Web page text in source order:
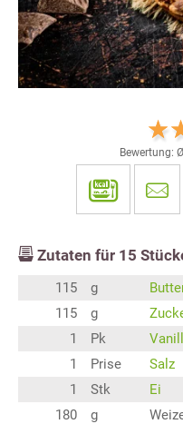
Bewertung: Ø
Zutaten für 15
115 g
115
g
1
Pk
1
Prise
Salz
1
Stk
Ei
180
g